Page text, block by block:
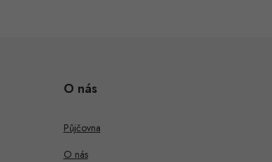
O nás
Půjčovna
O nás